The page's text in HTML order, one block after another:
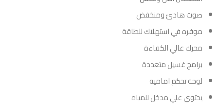
صوت هادئ ومنخفض
موفره في استهلاك للطاقة
محرك عالي الكفاءة
برامج غسيل متعددة
لوحة تحكم امامية
يحتوي علي مدخل للمياه